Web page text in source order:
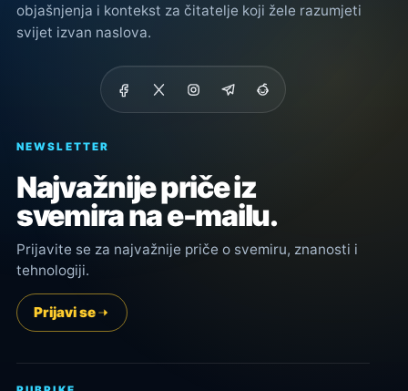
objašnjenja i kontekst za čitatelje koji žele razumjeti
svijet izvan naslova.
NEWSLETTER
Najvažnije priče iz
svemira na e-mailu.
Prijavite se za najvažnije priče o svemiru, znanosti i
tehnologiji.
Prijavi se